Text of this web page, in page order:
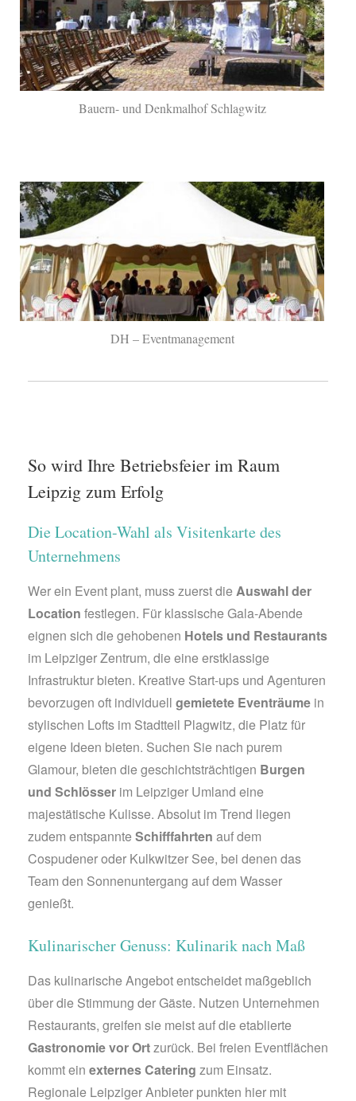
Bauern- und Denkmalhof Schlagwitz
DH – Eventmanagement
So wird Ihre Betriebsfeier im Raum
Leipzig zum Erfolg
Die Location-Wahl als Visitenkarte des
Unternehmens
Wer ein Event plant, muss zuerst die Auswahl der
Location festlegen. Für klassische Gala-Abende
eignen sich die gehobenen Hotels und Restaurants
im Leipziger Zentrum, die eine erstklassige
Infrastruktur bieten. Kreative Start-ups und Agenturen
bevorzugen oft individuell gemietete Eventräume in
stylischen Lofts im Stadtteil Plagwitz, die Platz für
eigene Ideen bieten. Suchen Sie nach purem
Glamour, bieten die geschichtsträchtigen Burgen
und Schlösser im Leipziger Umland eine
majestätische Kulisse. Absolut im Trend liegen
zudem entspannte Schifffahrten auf dem
Cospudener oder Kulkwitzer See, bei denen das
Team den Sonnenuntergang auf dem Wasser
genießt.
Kulinarischer Genuss: Kulinarik nach Maß
Das kulinarische Angebot entscheidet maßgeblich
über die Stimmung der Gäste. Nutzen Unternehmen
Restaurants, greifen sie meist auf die etablierte
Gastronomie vor Ortzurück. Bei freien Eventflächen
kommt ein externes Catering zum Einsatz.
Regionale Leipziger Anbieter punkten hier mit